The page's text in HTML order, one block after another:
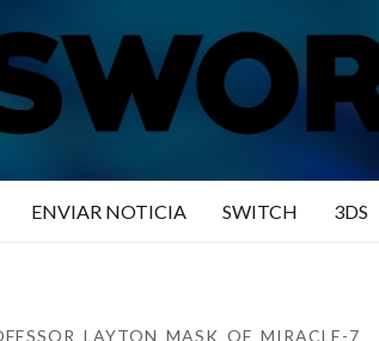
ENVIAR NOTICIA SWITCH 3DS
7